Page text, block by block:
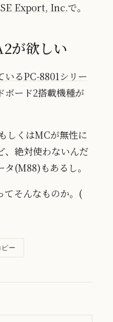
Export, Inc.で。
が欲しい
いるPC-8801シリー
ボード2搭載機種が
しくはMCが無性に
、絶対使わないんだ
(M88)もあるし。
てそんなものか。(
ピー